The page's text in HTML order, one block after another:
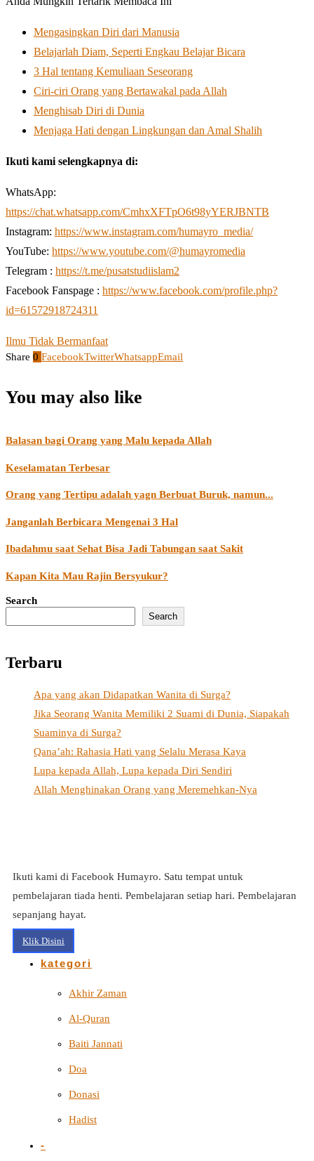
Mengasingkan Diri dari Manusia
Belajarlah Diam, Seperti Engkau Belajar Bicara
3 Hal tentang Kemuliaan Seseorang
Ciri-ciri Orang yang Bertawakal pada Allah
Menghisab Diri di Dunia
Menjaga Hati dengan Lingkungan dan Amal Shalih
Ikuti kami selengkapnya di:
WhatsApp:
https://chat.whatsapp.com/CmhxXFTpO6t98yYERJBNTB
Instagram: https://www.instagram.com/humayro_media/
YouTube: https://www.youtube.com/@humayromedia
Telegram : https://t.me/pusatstudiislam2
Facebook Fanspage : https://www.facebook.com/profile.php?
id=61572918724311
Ilmu Tidak Bermanfaat
Share 0 FacebookTwitterWhatsappEmail
You may also like
Balasan bagi Orang yang Malu kepada Allah
Keselamatan Terbesar
Orang yang Tertipu adalah yagn Berbuat Buruk, namun...
Janganlah Berbicara Mengenai 3 Hal
Ibadahmu saat Sehat Bisa Jadi Tabungan saat Sakit
Kapan Kita Mau Rajin Bersyukur?
Search
Search
Terbaru
Apa yang akan Didapatkan Wanita di Surga?
Jika Seorang Wanita Memiliki 2 Suami di Dunia, Siapakah
Suaminya di Surga?
Qana’ah: Rahasia Hati yang Selalu Merasa Kaya
Lupa kepada Allah, Lupa kepada Diri Sendiri
Allah Menghinakan Orang yang Meremehkan-Nya
Ikuti kami di Facebook Humayro. Satu tempat untuk
pembelajaran tiada henti. Pembelajaran setiap hari. Pembelajaran
sepanjang hayat.
Klik Disini
kategori
Akhir Zaman
Al-Quran
Baiti Jannati
Doa
Donasi
Hadist
-